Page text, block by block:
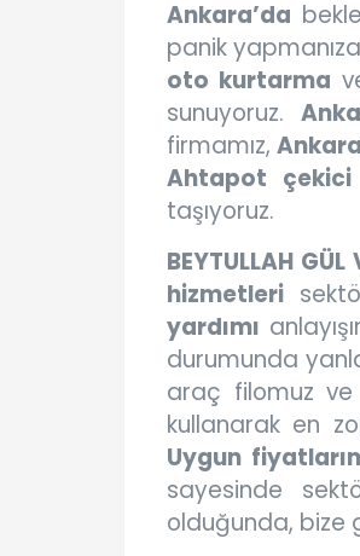
Ankara’da
panik
oto kurtarma
sunuyoruz.
firmamız,
Ahtapot çekici
taşıyoruz.
BEYTULLAH
hizmetleri
yardımı
durumunda
araç filomuz ve
kullanarak en
Uygun
sayesinde
olduğunda, bize